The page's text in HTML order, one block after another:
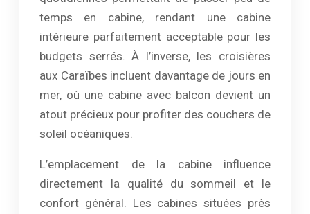
temps en cabine, rendant une cabine
intérieure parfaitement acceptable pour les
budgets serrés. À l’inverse, les croisières
aux Caraïbes incluent davantage de jours en
mer, où une cabine avec balcon devient un
atout précieux pour profiter des couchers de
soleil océaniques.
L’emplacement de la cabine influence
directement la qualité du sommeil et le
confort général. Les cabines situées près